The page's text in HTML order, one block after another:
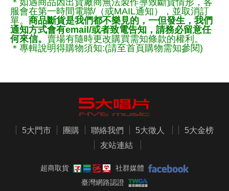
服會在第一時間電聯/（或MAIL通知），並取消訂
單。 商品斷貨是我們都不樂見的，一但發生，我們
通知方式會有email/或者致電告知，請務必留意任
何來信。 賣場有隨時更改購買需知條款的權利。
＊專輯說明得購物須知:(請至首頁購物需知參閱)
5大門市 團購 聯絡我們 5大徵人
5大金榜
友站連結
超商取貨
社群媒體
臺灣網路認證